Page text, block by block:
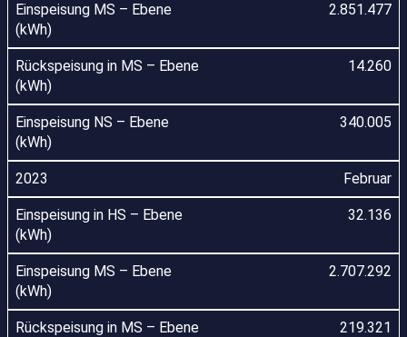
2.851.477
14.260
340.005
Februar
32.136
2.707.292
219.321